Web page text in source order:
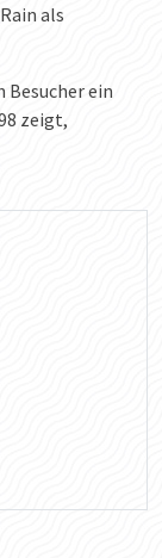
als
Besucher ein
zeigt,